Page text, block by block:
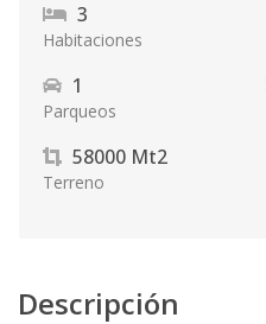
3
Habitaciones
1
Parqueos
58000 Mt2
Terreno
Descripción